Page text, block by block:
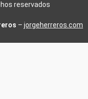
reservados
– jorgeherreros.com